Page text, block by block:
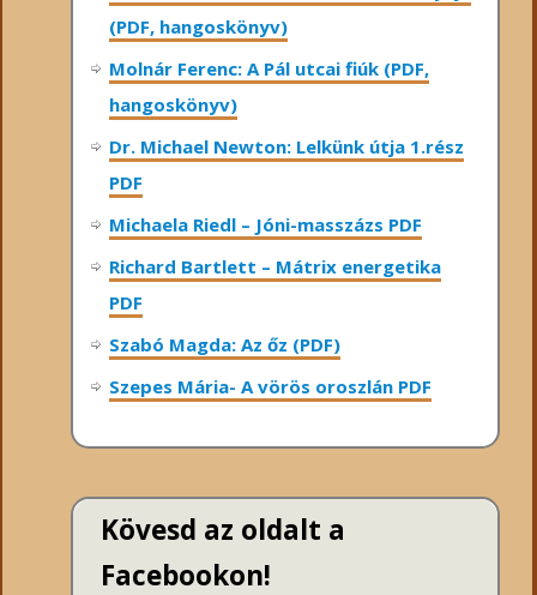
(PDF, hangoskönyv)
Molnár Ferenc: A Pál utcai fiúk (PDF,
hangoskönyv)
Dr. Michael Newton: Lelkünk útja 1.rész
PDF
Michaela Riedl – Jóni-masszázs PDF
Richard Bartlett – Mátrix energetika
PDF
Szabó Magda: Az őz (PDF)
Szepes Mária- A vörös oroszlán PDF
Kövesd az oldalt a
Facebookon!